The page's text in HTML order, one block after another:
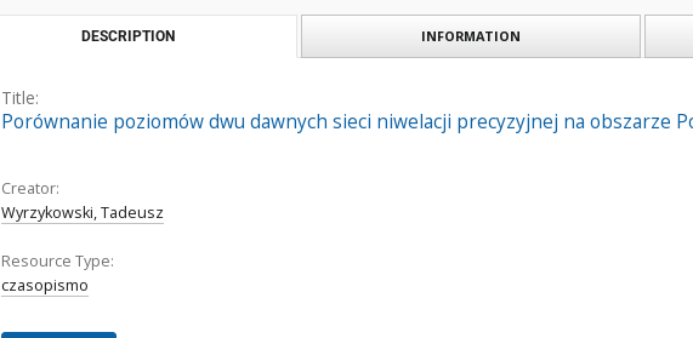
DESCRIPTION INFORMATION
Title:
Porównanie poziomów dwu dawnych sieci niwelacji precyzyjnej na obszarze
Creator:
Wyrzykowski, Tadeusz
Resource Type:
czasopismo